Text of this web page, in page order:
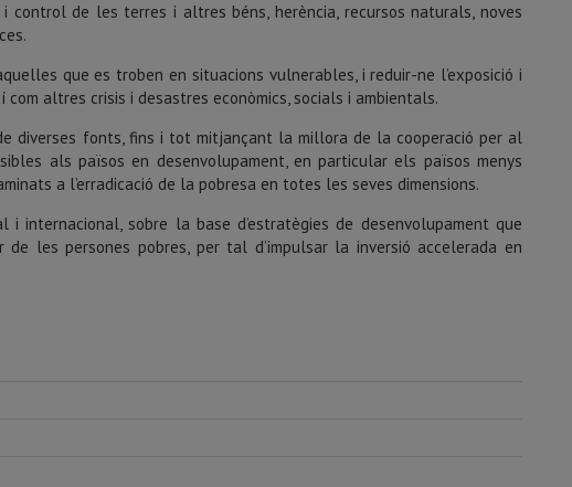
control de les terres i altres béns, herència, recursos naturals, noves
que es troben en situacions vulnerables, i reduir-ne l’exposició i
altres crisis i desastres econòmics, socials i ambientals.
diverses fonts, fins i tot mitjançant la millora de la cooperació per al
als països en desenvolupament, en particular els països menys
a l’erradicació de la pobresa en totes les seves dimensions.
internacional, sobre la base d’estratègies de desenvolupament que
les persones pobres, per tal d’impulsar la inversió accelerada en